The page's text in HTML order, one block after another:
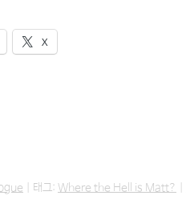
X
태그: Where the Hell is Matt?